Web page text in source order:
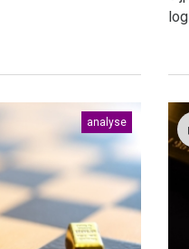
analyse